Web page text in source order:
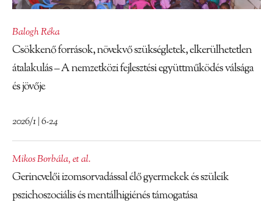
Balogh Réka
Csökkenő források, növekvő szükségletek, elkerülhetetlen
átalakulás – A nemzetközi fejlesztési együttműködés válsága
és jövője
2026/1 | 6-24
Mikos Borbála,et al.
Gerincvelői izomsorvadással élő gyermekek és szüleik
pszichoszociális és mentálhigiénés támogatása